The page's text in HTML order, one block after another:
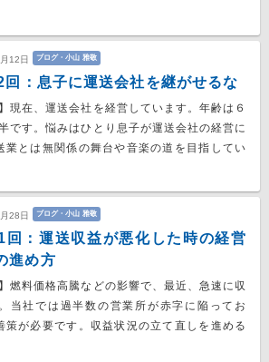
12日 ブログ・小山 雅敬
回：息子に運送会社を継がせるな
】現在、運送会社を経営しています。年齢は６
です。悩みはひとり息子が運送会社の経営に
業とは無関係の舞台や音楽の道を目指してい
28日 ブログ・小山 雅敬
回：運送収益が悪化した時の経営
進め方
】燃料価格高騰などの影響で、最近、急速に収
当社では過半数の営業所が赤字に陥ってお
策が必要です。収益状況の立て直しを進める